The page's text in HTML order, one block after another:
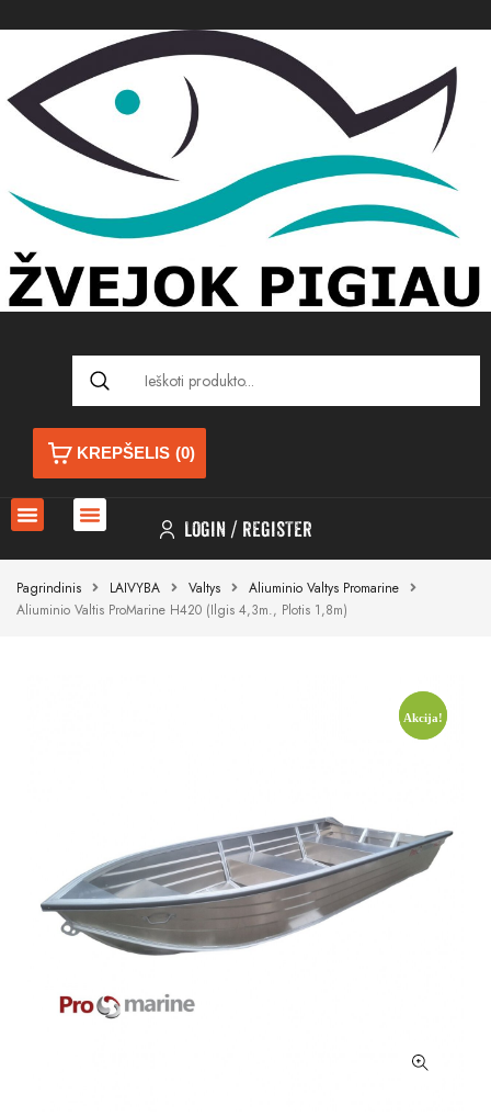
KREPŠELIS (0)
LOGIN REGISTER
Pagrindinis LAIVYBA Valtys
Aliuminio Valtys Promarine
Aliuminio Valtis ProMarine H420 (ilgis 4,3m., Plotis 1,8m)
Akcija!
Akcija!